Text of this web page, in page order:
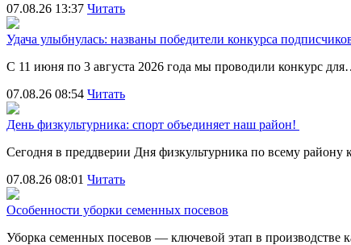
07.08.26 13:37 Читать
Удача улыбнулась: названы победители конкурса
С 11 июня по 3 августа 2026 года мы проводили конкурс
07.08.26 08:54 Читать
День физкультурника: спорт объединяет наш район!
Сегодня в преддверии Дня физкультурника по всему
07.08.26 08:01 Читать
Особенности уборки семенных посевов
Уборка семенных посевов — ключевой этап в производстве